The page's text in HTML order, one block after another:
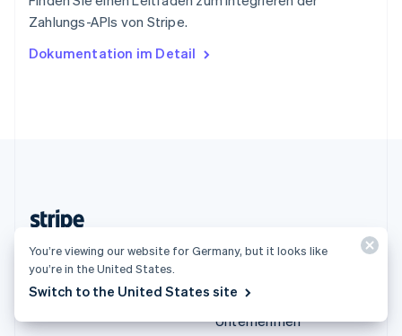
Zahlungs-APIs von Stripe.
Dokumentation im Detail
Deutschland (Deutsch)
Tschechische Republik
English
English
Produkte und
Lösungen
Unternehmen
You’re viewing our website for Germany, but it looks like
you’re in the United States.
Switch to the United States site